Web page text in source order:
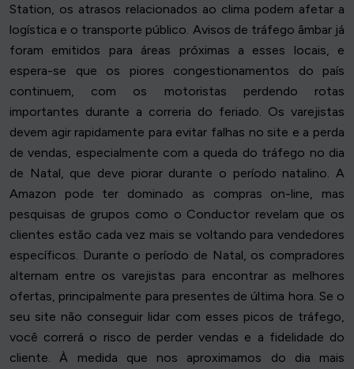
Station, os atrasos relacionados ao clima podem afetar a
logística e o transporte público. Avisos de tráfego âmbar já
foram emitidos para áreas próximas a esses locais, e
espera-se que os piores congestionamentos do país
continuem, com os motoristas perdendo rotas
importantes durante a correria do feriado. Os varejistas
devem agir rapidamente para evitar falhas no site e a perda
de vendas, especialmente com a queda do tráfego no dia
de Natal, que deve piorar durante o período natalino. A
Amazon pode ter dominado as compras on-line, mas
pesquisas de grupos como o Conductor revelam que os
clientes estão cada vez mais se voltando para vendedores
específicos. Durante o período de Natal, os compradores
alternam entre os varejistas para encontrar as melhores
ofertas, principalmente para presentes de última hora. Se o
seu site não conseguir lidar com esses picos de tráfego,
você correrá o risco de perder vendas e a fidelidade do
cliente. À medida que nos aproximamos do dia mais